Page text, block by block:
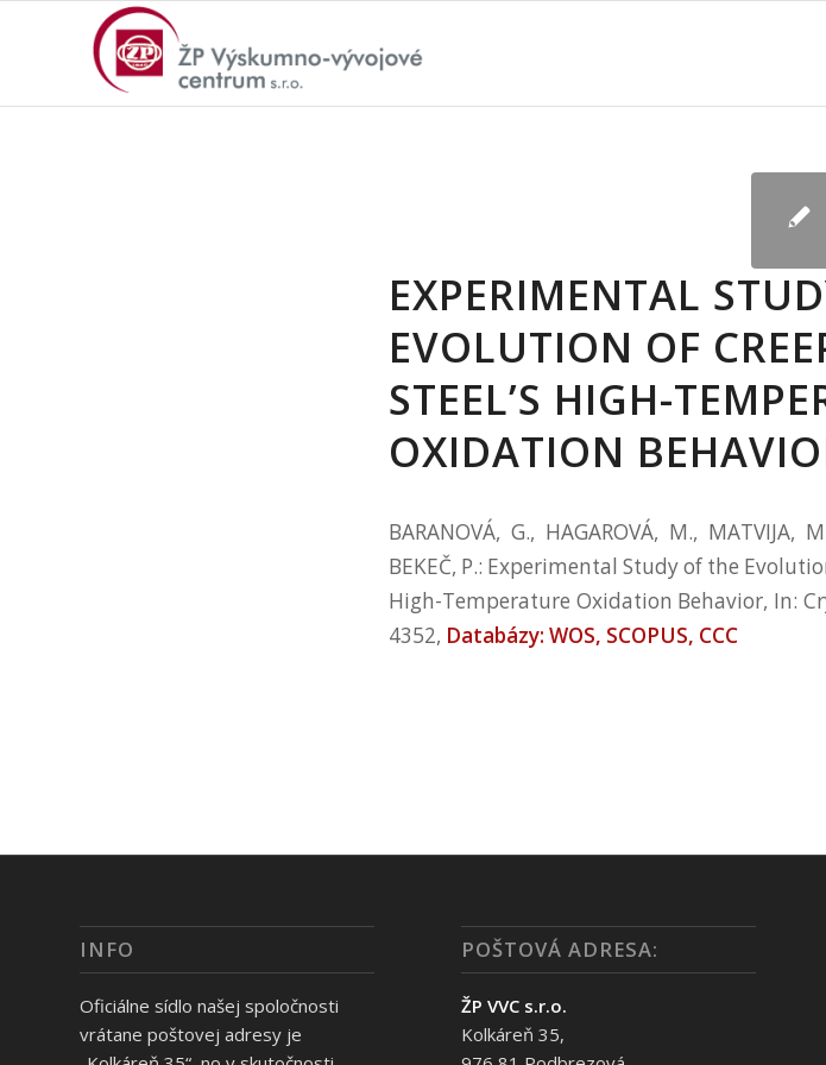
EXPERIMENTAL
EVOLUTION OF
STEEL’S HIGH-
OXIDATION
BARANOVÁ, G., HAGAROVÁ, M., MATVIJA,
BEKEČ, P.: Experimental Study of the
High-Temperature Oxidation Behavior, In:
4352, Databázy: WOS, SCOPUS, CCC
INFO
Oficiálne sídlo našej spoločnosti
vrátane poštovej adresy je
POŠTOVÁ ADRESA:
ŽP VVC s.r.o.
Kolkáreň 35,